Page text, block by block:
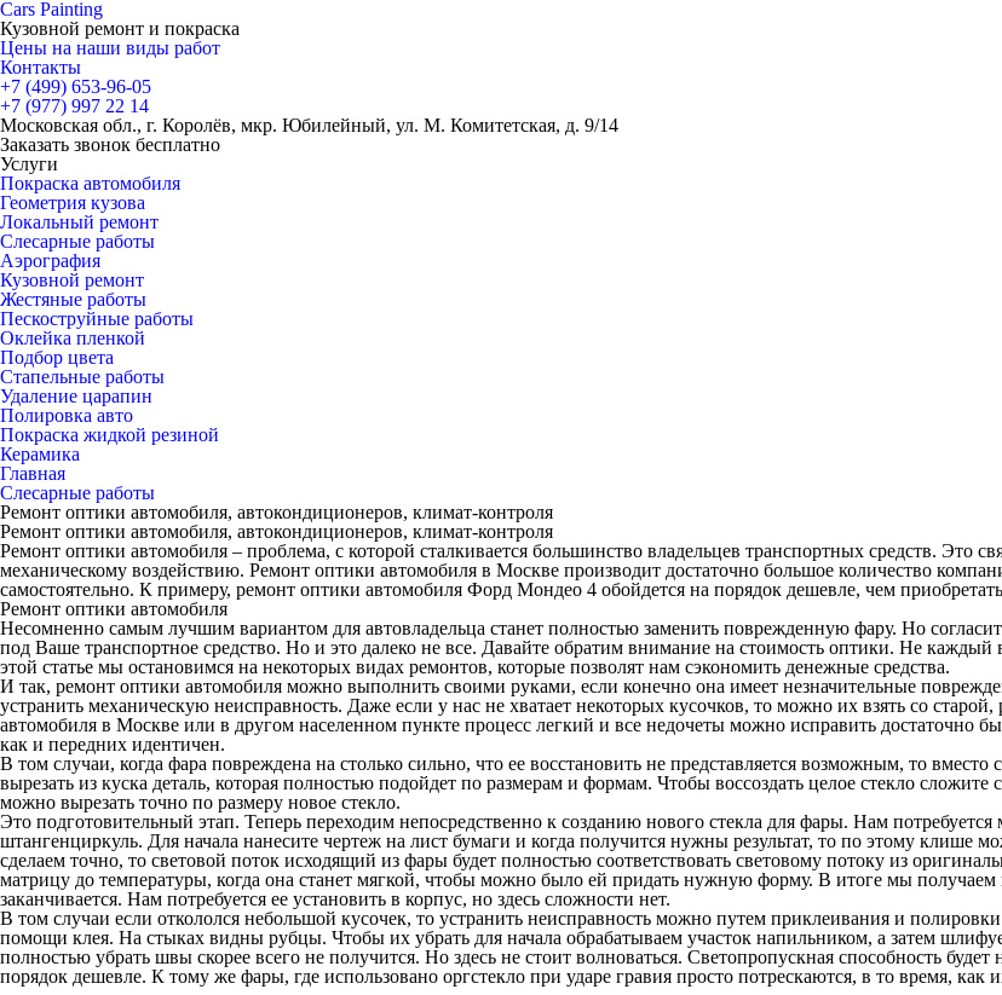
Cars Painting
Кузовной ремонт и покраска
Цены на наши виды работ
Контакты
+7 (499) 653-96-05
+7 (977) 997 22 14
Московская обл., г. Королёв, мкр. Юбилейный, ул. М. Комитетская, д. 9/14
Заказать звонок бесплатно
Услуги
Покраска автомобиля
Геометрия кузова
Локальный ремонт
Слесарные работы
Аэрография
Кузовной ремонт
Жестяные работы
Пескоструйные работы
Оклейка пленкой
Подбор цвета
Стапельные работы
Удаление царапин
Полировка авто
Покраска жидкой резиной
Керамика
Главная
Слесарные работы
Ремонт оптики автомобиля, автокондиционеров, климат-контроля
Ремонт оптики автомобиля, автокондиционеров, климат-контроля
Ремонт оптики автомобиля – проблема, с которой сталкивается большинство владельцев транспортных средств. Это
механическому воздействию. Ремонт оптики автомобиля в Москве производит достаточно большое количество
самостоятельно. К примеру, ремонт оптики автомобиля Форд Мондео 4 обойдется на порядок дешевле, чем
Ремонт оптики автомобиля
Несомненно самым лучшим вариантом для автовладельца станет полностью заменить поврежденную фару. Но
под Ваше транспортное средство. Но и это далеко не все. Давайте обратим внимание на стоимость оптики. Не каждый
этой статье мы остановимся на некоторых видах ремонтов, которые позволят нам сэкономить денежные средства.
И так, ремонт оптики автомобиля можно выполнить своими руками, если конечно она имеет незначительные
устранить механическую неисправность. Даже если у нас не хватает некоторых кусочков, то можно их взять со
автомобиля в Москве или в другом населенном пункте процесс легкий и все недочеты можно исправить достаточно
как и передних идентичен.
В том случаи, когда фара повреждена на столько сильно, что ее восстановить не представляется возможным, то вместо
вырезать из куска деталь, которая полностью подойдет по размерам и формам. Чтобы воссоздать целое стекло
можно вырезать точно по размеру новое стекло.
Это подготовительный этап. Теперь переходим непосредственно к созданию нового стекла для фары. Нам
штангенциркуль. Для начала нанесите чертеж на лист бумаги и когда получится нужны результат, то по этому клише
сделаем точно, то световой поток исходящий из фары будет полностью соответствовать световому потоку из
матрицу до температуры, когда она станет мягкой, чтобы можно было ей придать нужную форму. В итоге мы
заканчивается. Нам потребуется ее установить в корпус, но здесь сложности нет.
В том случаи если откололся небольшой кусочек, то устранить неисправность можно путем приклеивания и
помощи клея. На стыках видны рубцы. Чтобы их убрать для начала обрабатываем участок напильником, а затем
полностью убрать швы скорее всего не получится. Но здесь не стоит волноваться. Светопропускная способность
порядок дешевле. К тому же фары, где использовано оргстекло при ударе гравия просто потрескаются, в то время, как